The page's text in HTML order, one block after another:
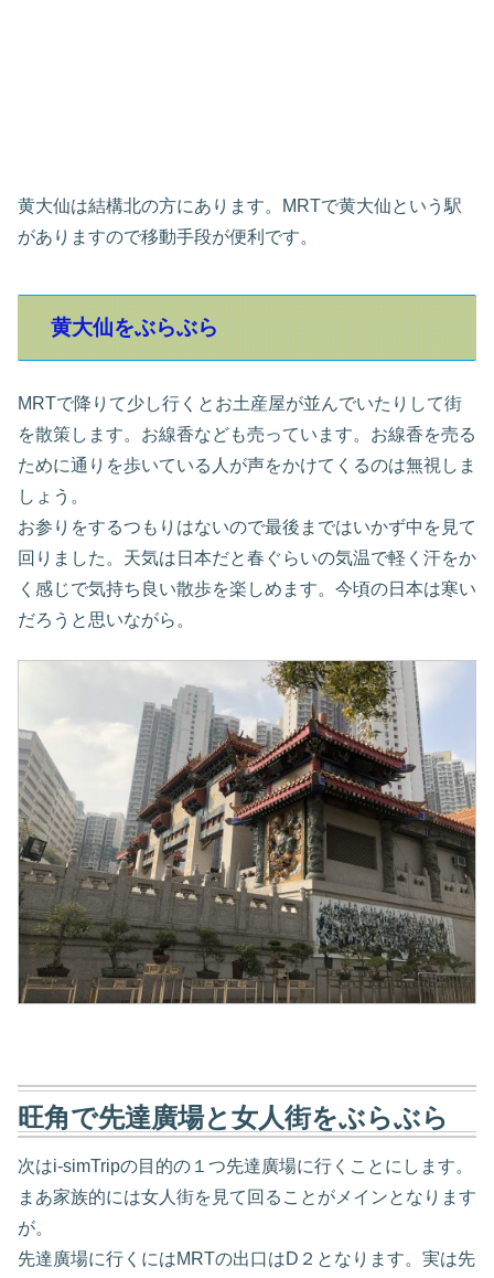
黄大仙は結構北の方にあります。MRTで黄大仙という駅
がありますので移動手段が便利です。
黄大仙をぶらぶら
MRTで降りて少し行くとお土産屋が並んでいたりして街
を散策します。お線香なども売っています。お線香を売る
ために通りを歩いている人が声をかけてくるのは無視しま
しょう。
お参りをするつもりはないので最後まではいかず中を見て
回りました。天気は日本だと春ぐらいの気温で軽く汗をか
く感じで気持ち良い散歩を楽しめます。今頃の日本は寒い
だろうと思いながら。
旺角で先達廣場と女人街をぶらぶら
次はi-simTripの目的の１つ先達廣場に行くことにします。
まあ家族的には女人街を見て回ることがメインとなります
が。
先達廣場に行くにはMRTの出口はD２となります。実は先